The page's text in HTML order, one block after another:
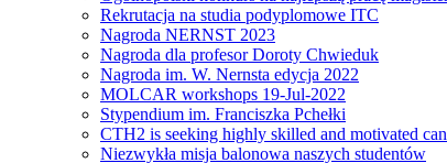
Rekrutacja na studia podyplomowe ITC
Nagroda NERNST 2023
Nagroda dla profesor Doroty Chwieduk
Nagroda im. W. Nernsta edycja 2022
MOLCAR workshops 19-Jul-2022
Stypendium im. Franciszka Pchełki
CTH2 is seeking highly skilled and motivated
Niezwykła misja balonowa naszych studentów